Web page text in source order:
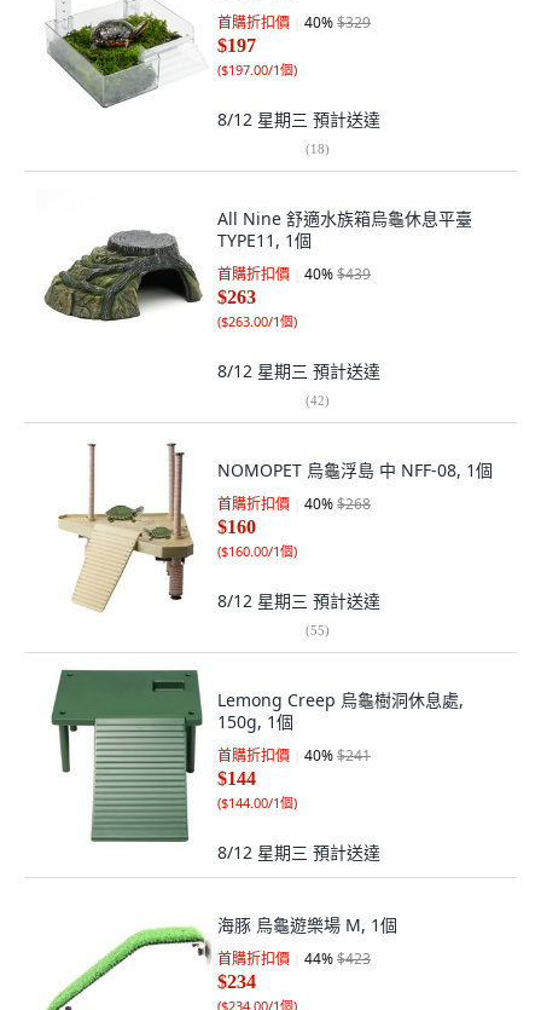
首購折扣價 40%$329
$197
($197.00/1個)
8/12 星期三 預計送達
(18)
All Nine 舒適水族箱烏龜休息平臺
TYPE11, 1個
首購折扣價 40%$439
$263
($263.00/1個)
8/12 星期三 預計送達
(42)
NOMOPET 烏龜浮島 中 NFF-08, 1個
首購折扣價 40%$268
$160
($160.00/1個)
8/12 星期三 預計送達
(55)
Lemong Creep 烏龜樹洞休息處,
150g, 1個
首購折扣價 40%$241
$144
($144.00/1個)
8/12 星期三 預計送達
海豚 烏龜遊樂場 M, 1個
首購折扣價 44%$423
$234
($234.00/1個)